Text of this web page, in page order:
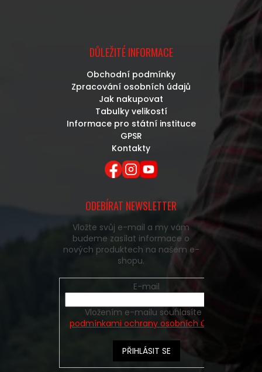
DŮLEŽITÉ INFORMACE
Obchodní podmínky
Zpracování osobních údajů
Jak nakupovat
Tabulky velikostí
Informace pro státní instituce
GPSR
Kontakty
ODEBÍRAT NEWSLETTER
Vložte svůj e-mail a my vám
budeme zasílat informace o
nových produktech na našem e-
shopu.
E-mail
podmínkami ochrany osobních údajů
PŘIHLÁSIT SE